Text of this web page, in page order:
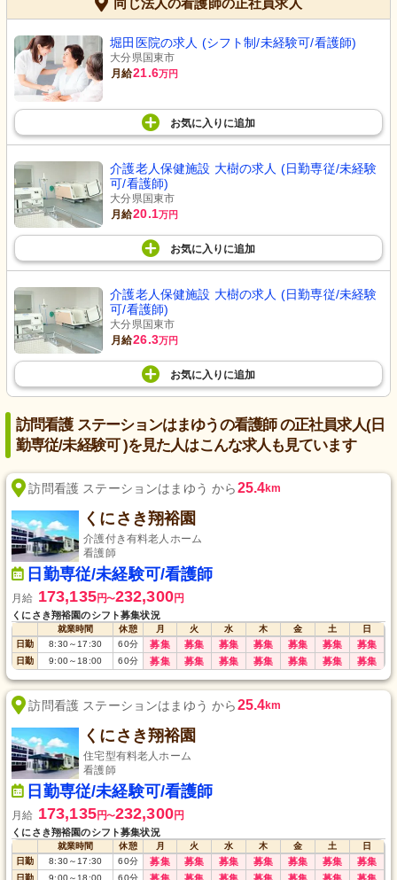
堀田医院の求人 (シフト制/未経験可/看護師)
大分県国東市
月給21.6万円
お気に入り に追加
介護老人保健施設 大樹の求人 (日勤専従/未経験
可/看護師)
大分県国東市
月給20.1万円
お気に入り に追加
介護老人保健施設 大樹の求人 (日勤専従/未経験
可/看護師)
大分県国東市
月給26.3万円
お気に入り に追加
訪問看護 ステーションはまゆうの看護師 の正社員求人(日
勤専従/未経験可 )を見た人はこんな求人も見ています
訪問看護 ステーションはまゆう から25.4km
くにさき翔裕園
介護付き有料老人ホーム
看護師
日勤専従/未経験可/看護師
月給 173,135円〜232,300円
くにさき翔裕園のシフト募集状況
就業時間 休憩 月 火 水 木 金 土
日
日勤
8:30～17:30 60分 募集 募集 募集 募集 募集 募集 募集
日勤 9:00～18:00 60分 募集 募集 募集 募集 募集 募集 募集
訪問看護 ステーションはまゆう から25.4km
くにさき翔裕園
住宅型有料老人ホーム
看護師
日勤専従/未経験可/看護師
月給 173,135円〜232,300円
くにさき翔裕園のシフト募集状況
就業時間 休憩 月 火 水 木 金 土
日
日勤
8:30～17:30 60分 募集 募集 募集 募集 募集 募集 募集
日勤 9:00～18:00 60分